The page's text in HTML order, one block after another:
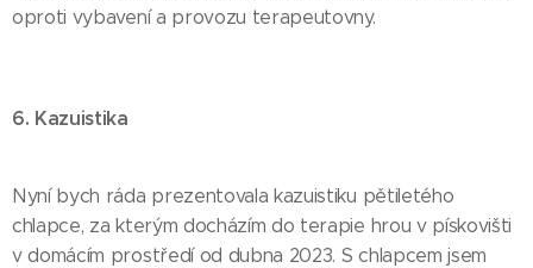
oproti vybavení a provozu terapeutovny.
6. Kazuistika
Nyní bych ráda prezentovala kazuistiku pětiletého
chlapce, za kterým docházím do terapie hrou v pískovišti
v domácím prostředí od dubna 2023. S chlapcem jsem